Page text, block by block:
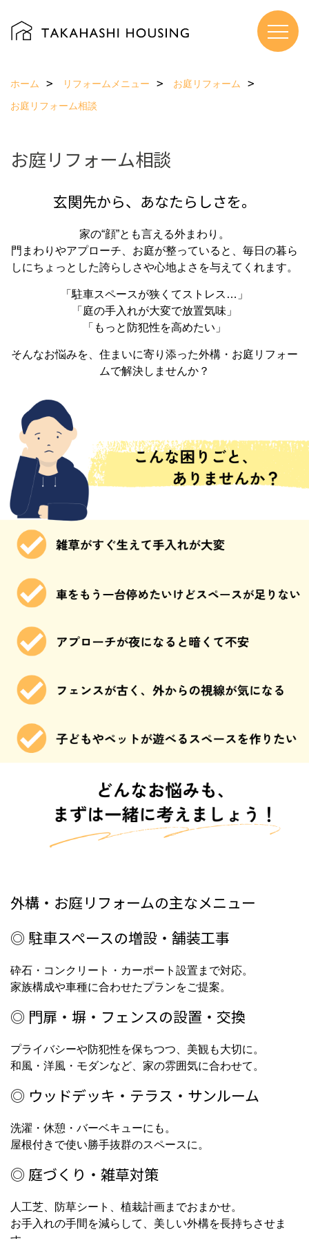
ホーム リフォームメニュー
お庭リフォーム
お庭リフォーム相談
お庭リフォーム相談
玄関先から、あなたらしさを。
家の“顔”とも言える外まわり。
門まわりやアプローチ、お庭が整っていると、毎日の暮ら
しにちょっとした誇らしさや心地よさを与えてくれます。
「駐車スペースが狭くてストレス…」
「庭の手入れが大変で放置気味」
「もっと防犯性を高めたい」
そんなお悩みを、住まいに寄り添った外構・お庭リフォー
ムで解決しませんか？
外構・お庭リフォームの主なメニュー
◎ 駐車スペースの増設・舗装工事
砕石・コンクリート・カーポート設置まで対応。
家族構成や車種に合わせたプランをご提案。
◎ 門扉・塀・フェンスの設置・交換
プライバシーや防犯性を保ちつつ、美観も大切に。
和風・洋風・モダンなど、家の雰囲気に合わせて。
◎ ウッドデッキ・テラス・サンルーム
洗濯・休憩・バーベキューにも。
屋根付きで使い勝手抜群のスペースに。
◎ 庭づくり・雑草対策
人工芝、防草シート、植栽計画までおまかせ。
お手入れの手間を減らして、美しい外構を長持ちさせま